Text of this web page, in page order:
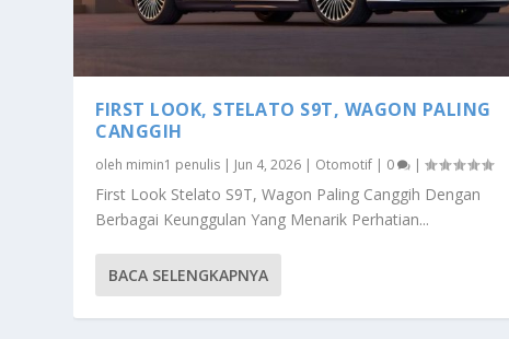
FIRST LOOK, STELATO S9T, WAGON PALING
CANGGIH
oleh mimin1 penulis | Jun 4, 2026 | Otomotif | 0 |
First Look Stelato S9T, Wagon Paling Canggih Dengan
Berbagai Keunggulan Yang Menarik Perhatian...
BACA SELENGKAPNYA